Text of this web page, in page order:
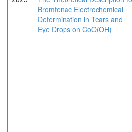
Bromfenac Electrochemical
Determination in Tears and
Eye Drops on CoO(OH)